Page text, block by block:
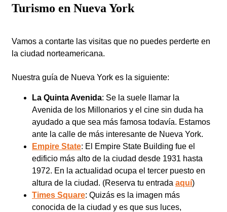
Turismo en Nueva York
Vamos a contarte las visitas que no puedes perderte en
la ciudad norteamericana.
Nuestra guía de Nueva York es la siguiente:
La Quinta Avenida: Se la suele llamar la
Avenida de los Millonarios y el cine sin duda ha
ayudado a que sea más famosa todavía. Estamos
ante la calle de más interesante de Nueva York.
Empire State: El Empire State Building fue el
edificio más alto de la ciudad desde 1931 hasta
1972. En la actualidad ocupa el tercer puesto en
altura de la ciudad. (Reserva tu entrada aquí)
Times Square: Quizás es la imagen más
conocida de la ciudad y es que sus luces,